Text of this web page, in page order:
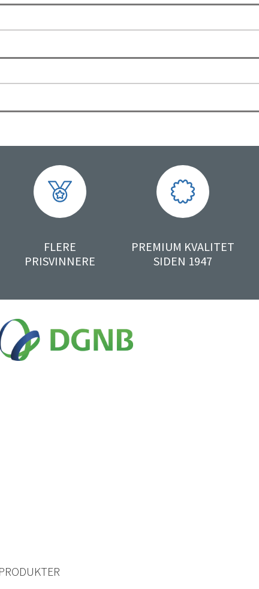
FLERE
PRISVINNERE
PREMIUM KVALITET
SIDEN 1947
PRODUKTER